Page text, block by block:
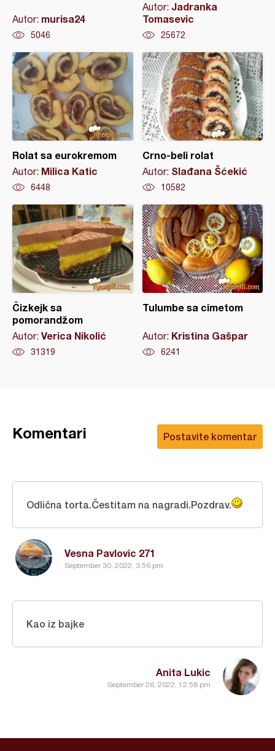
Autor: murisa24
5046
Autor: Jadranka
Tomasevic
25672
Rolat sa eurokremom
Autor: Milica Katic
6448
Crno-beli rolat
Autor: Slađana Šćekić
10582
Čizkejk sa
pomorandžom
Autor: Verica Nikolić
31319
Tulumbe sa cimetom
Autor: Kristina Gašpar
6241
Postavite komentar
Komentari
Vesna Pavlovic 271
September 30, 2022, 3:56 pm
Odlična torta.Čestitam na nagradi.Pozdrav.
Anita Lukic
September 26, 2022, 12:58 pm
Kao iz bajke